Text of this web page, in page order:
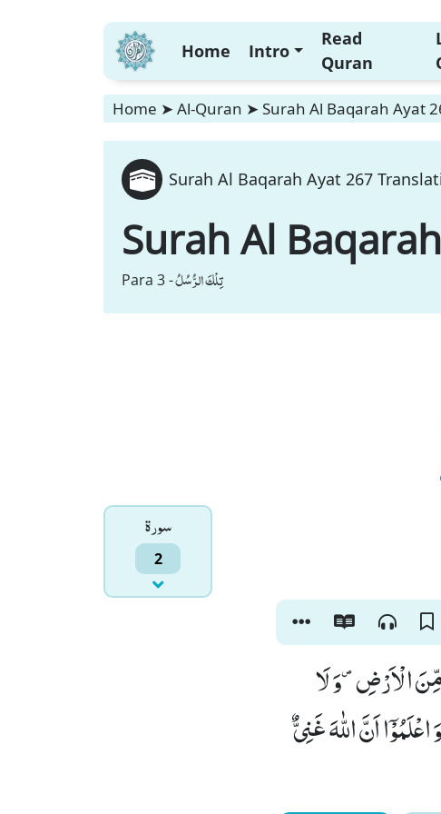
Home Intro
Read
Quran
Home ➤ Al-Quran ➤ Surah Al Baqarah Ayat
Surah Al Baqarah Ayat 267
Surah Al Baqarah
Para 3 -تِلْكَ الرُّسُلُ
سورۃ
2
مِّنَ الْاَرْضِ۪-وَ لَا
اَنَّ اللّٰهَ غَنِیٌّ